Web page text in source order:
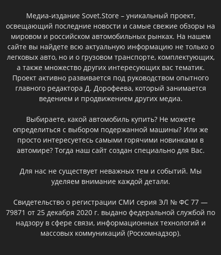
Медиа-издание Sovet.Store – уникальный проект,
освещающий последние новости и самые свежие обзоры на
мировом и российском автомобильных рынках. На нашем
сайте вы найдете всю актуальную информацию не только о
легковых авто, но и о грузовом транспорте, комплектующих,
а также множество других интересующих вас тематик.
Проект активно развивается под руководством опытного
главного редактора Д. Дорофеева, который занимается
ведением и продвижением других медиа.
Выбираете, какой автомобиль купить? Не можете
определиться с выбором подержанной машины? Или же
просто интересуетесь самыми горячими новинками в
автомире? Тогда наш сайт создан специально для Вас.
Для нас не существует неважных тем и событий. Мы
уделяем внимание каждой детали.
Свидетельство о регистрации СМИ серия ЭЛ № ФС 77 —
79871 от 25 декабря 2020 г. выдано федеральной службой по
надзору в сфере связи, информационных технологий и
массовых коммуникаций (Роскомнадзор).